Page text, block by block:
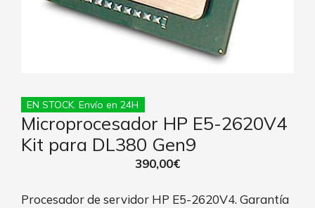
EN STOCK. Envío en 24H
Microprocesador HP E5-2620V4
Kit para DL380 Gen9
390,00€
Procesador de servidor HP E5-2620V4. Garantía